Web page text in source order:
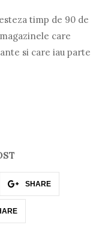
timp de 90 de
care
si care iau parte
SHARE